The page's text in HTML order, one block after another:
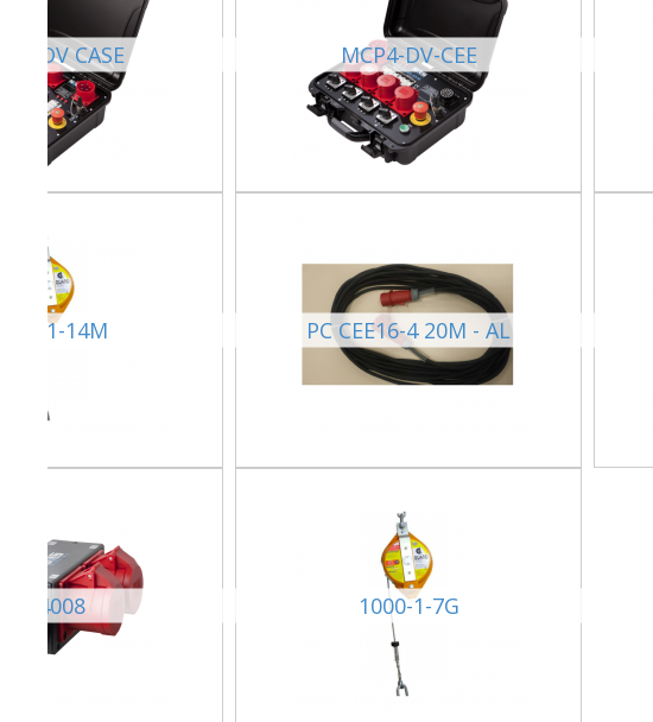
DV CASE MCP4-DV-CEE
1-14M PC CEE16-4 20M - AL
924008 1000-1-7G